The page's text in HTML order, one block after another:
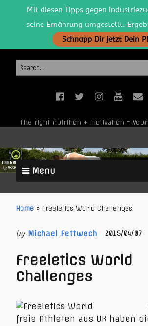
The right nutrition + motivation =
Menu
Home » Freeletics World Challenges
by Michael Fettwech 2015/04/07
Freeletics World
Challenges
freie Athleten aus UK haben
Mit diesen Tipps gegen
seine Ernährung umgestellt.
Schnapp Dir jetzt Dein